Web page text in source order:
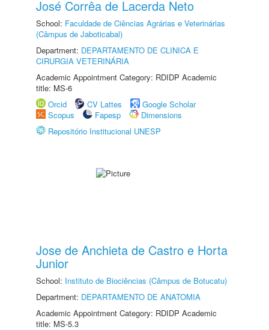
José Corrêa de Lacerda Neto
School: Faculdade de Ciências Agrárias e Veterinárias
(Câmpus de Jaboticabal)
Department: DEPARTAMENTO DE CLINICA E
CIRURGIA VETERINÁRIA
Academic Appointment Category: RDIDP Academic
title: MS-6
Orcid
CV Lattes
Google Scholar
Scopus
Fapesp
Dimensions
Repositório Institucional UNESP
Jose de Anchieta de Castro e Horta
Junior
School: Instituto de Biociências (Câmpus de Botucatu)
Department: DEPARTAMENTO DE ANATOMIA
Academic Appointment Category: RDIDP Academic
title: MS-5.3